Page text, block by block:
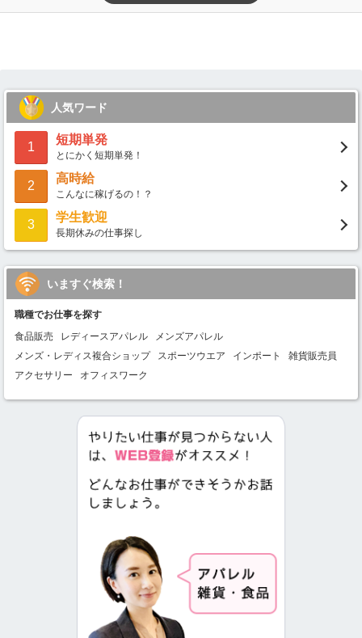
人気ワード
1
短期単発
とにかく短期単発！
2
高時給
こんなに稼げるの！？
3
学生歓迎
長期休みの仕事探し
いますぐ検索！
職種でお仕事を探す
食品販売
レディースアパレル
メンズアパレル
メンズ・レディス複合ショップ
スポーツウエア インポート
雑貨販売員
アクセサリー
オフィスワーク